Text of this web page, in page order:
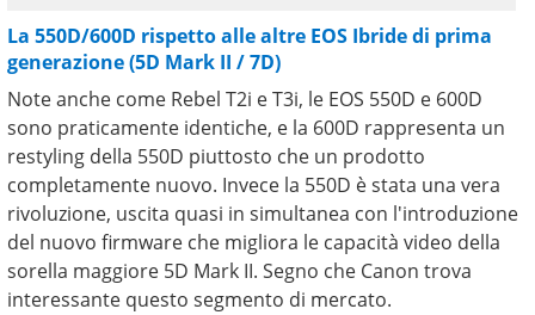
La 550D/600D rispetto alle altre EOS Ibride di prima
generazione (5D Mark II / 7D)
Note anche come Rebel T2i e T3i, le EOS 550D e 600D
sono praticamente identiche, e la 600D rappresenta un
restyling della 550D piuttosto che un prodotto
completamente nuovo. Invece la 550D è stata una vera
rivoluzione, uscita quasi in simultanea con l'introduzione
del nuovo firmware che migliora le capacità video della
sorella maggiore 5D Mark II. Segno che Canon trova
interessante questo segmento di mercato.